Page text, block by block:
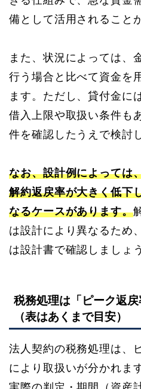
備として活用されること
また、状況によっては、
行う場合と比べて資金を
ます。ただし、貸付金に
借入上限や取扱い条件も
件を確認したうえで検討
なお、設計例によっては
解約返戻率が大きく低下
なるケースがあります。
は設計により異なるため
は設計書で確認しましょ
税務処理は「ピーク返
（表はあくまで目安）
法人契約の税務処理は、
により取扱いが分かれま